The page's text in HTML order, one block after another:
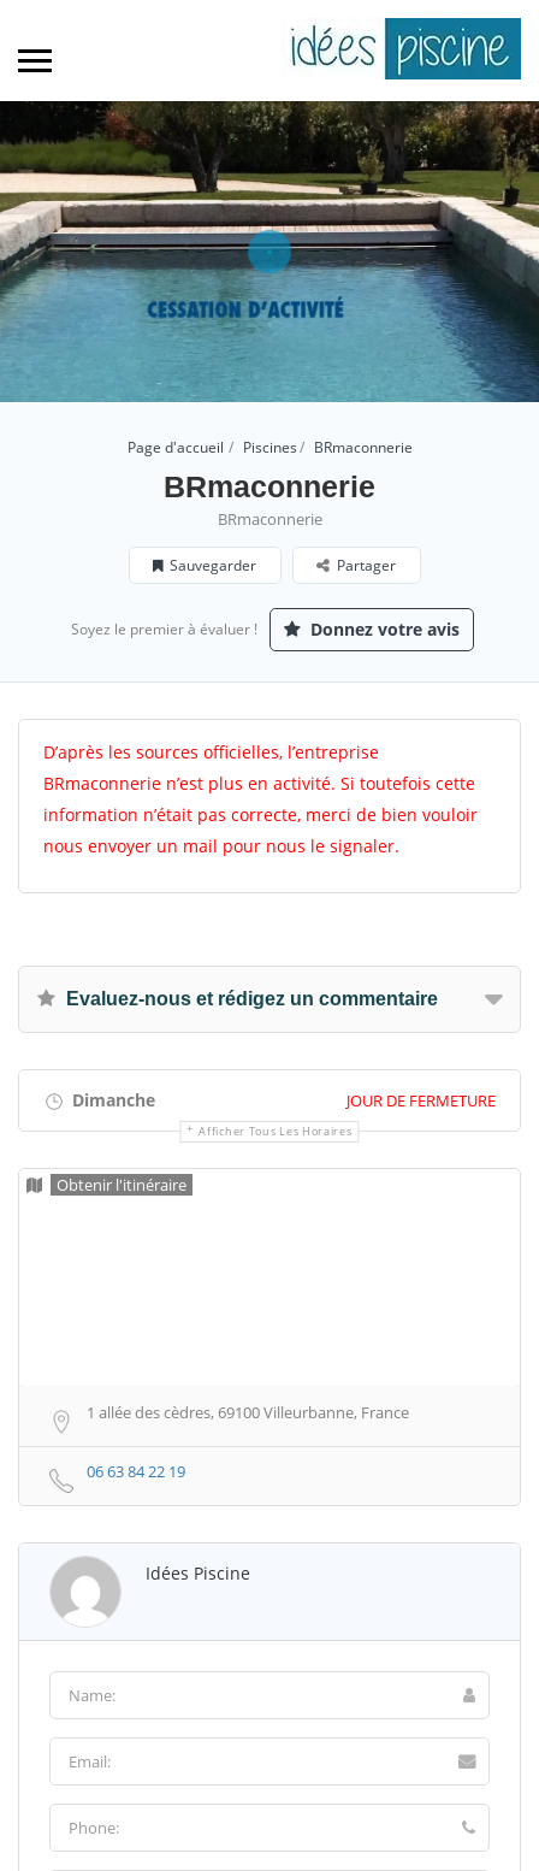
Page d'accueil Piscines BRmaconnerie
BRmaconnerie
BRmaconnerie
Sauvegarder Partager
Soyez le premier à évaluer ! Donnez votre avis
D’après les sources officielles, l’entreprise
BRmaconnerie n’est plus en activité. Si toutefois cette
information n’était pas correcte, merci de bien vouloir
nous envoyer un mail pour nous le signaler.
Evaluez-nous et rédigez un commentaire
Dimanche JOUR DE FERMETURE
Afficher Tous Les Horaires
Obtenir l'itinéraire
1 allée des cèdres, 69100 Villeurbanne, France
06 63 84 22 19
Idées Piscine